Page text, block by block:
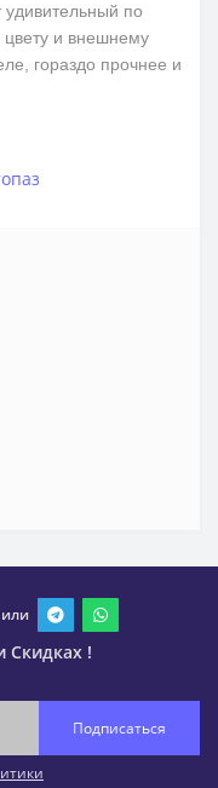
удивительный по
цвету и внешнему
гораздо прочнее и
!
Подписаться